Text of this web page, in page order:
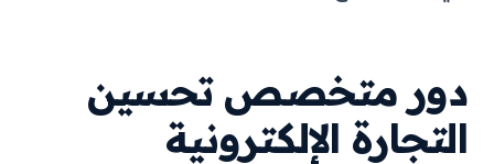
دور متخصص تحسين
التجارة الإلكترونية